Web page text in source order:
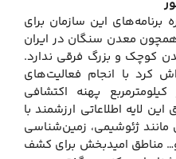
برنامه‌های این سازمان برای
معدن سنگان در ایران
کوچک و بزرگ فرقی ندارد.
کرد با انجام فعالیت‌های
هوایی، در۲۵۰هزار کیلومترمربع پهنه اکتشافی
لایه اطلاعاتی ارزشمند با
مانند ژئوشیمی، زمین‌شناسی
و… مناطق امیدبخش برای کشف